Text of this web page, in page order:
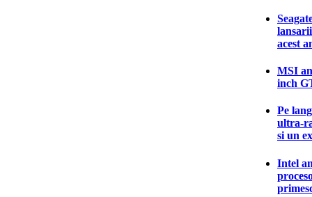
acest
MSI
inch
Pe
ultra-
si un
Intel